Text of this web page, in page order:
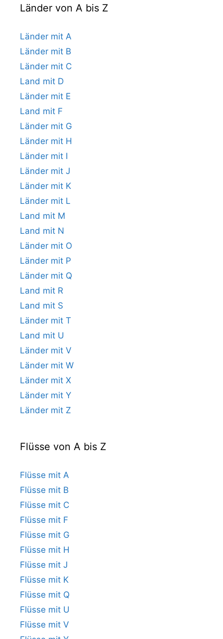
Länder von A bis Z
Länder mit A
Länder mit B
Länder mit C
Land mit D
Länder mit E
Land mit F
Länder mit G
Länder mit H
Länder mit I
Länder mit J
Länder mit K
Länder mit L
Land mit M
Land mit N
Länder mit O
Länder mit P
Länder mit Q
Land mit R
Land mit S
Länder mit T
Land mit U
Länder mit V
Länder mit W
Länder mit X
Länder mit Y
Länder mit Z
Flüsse von A bis Z
Flüsse mit A
Flüsse mit B
Flüsse mit C
Flüsse mit F
Flüsse mit G
Flüsse mit H
Flüsse mit J
Flüsse mit K
Flüsse mit Q
Flüsse mit U
Flüsse mit V